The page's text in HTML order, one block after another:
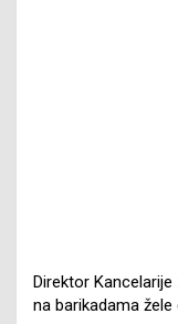
Direktor
na barikadama žele